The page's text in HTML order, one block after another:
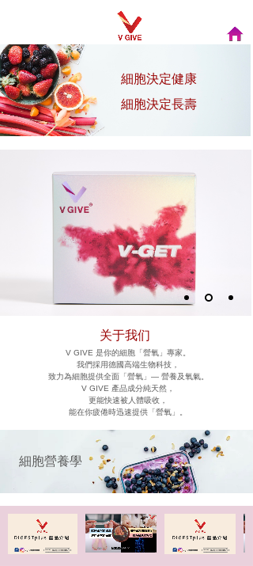
細胞決定健康
細胞決定長壽
关于我们
V GIVE 是你的細胞「營氧」專家。
我們採用德國高端生物科技，
致力為細胞提供全面「營氧」— 營養及氧氣。
V GIVE 產品成分純天然，
更能快速被人體吸收，
能在你疲倦時迅速提供「營氧」。
細胞營養學